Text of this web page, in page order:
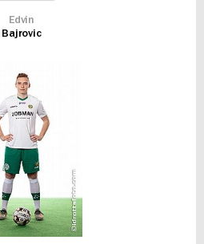
Edvin
Bajrovic